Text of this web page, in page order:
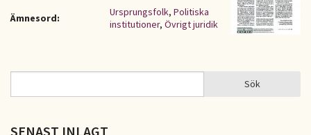
Ämnesord:
Ursprungsfolk, Politiska
institutioner, Övrigt juridik
SÖKFORMULÄR Sök
SENAST INLAGT